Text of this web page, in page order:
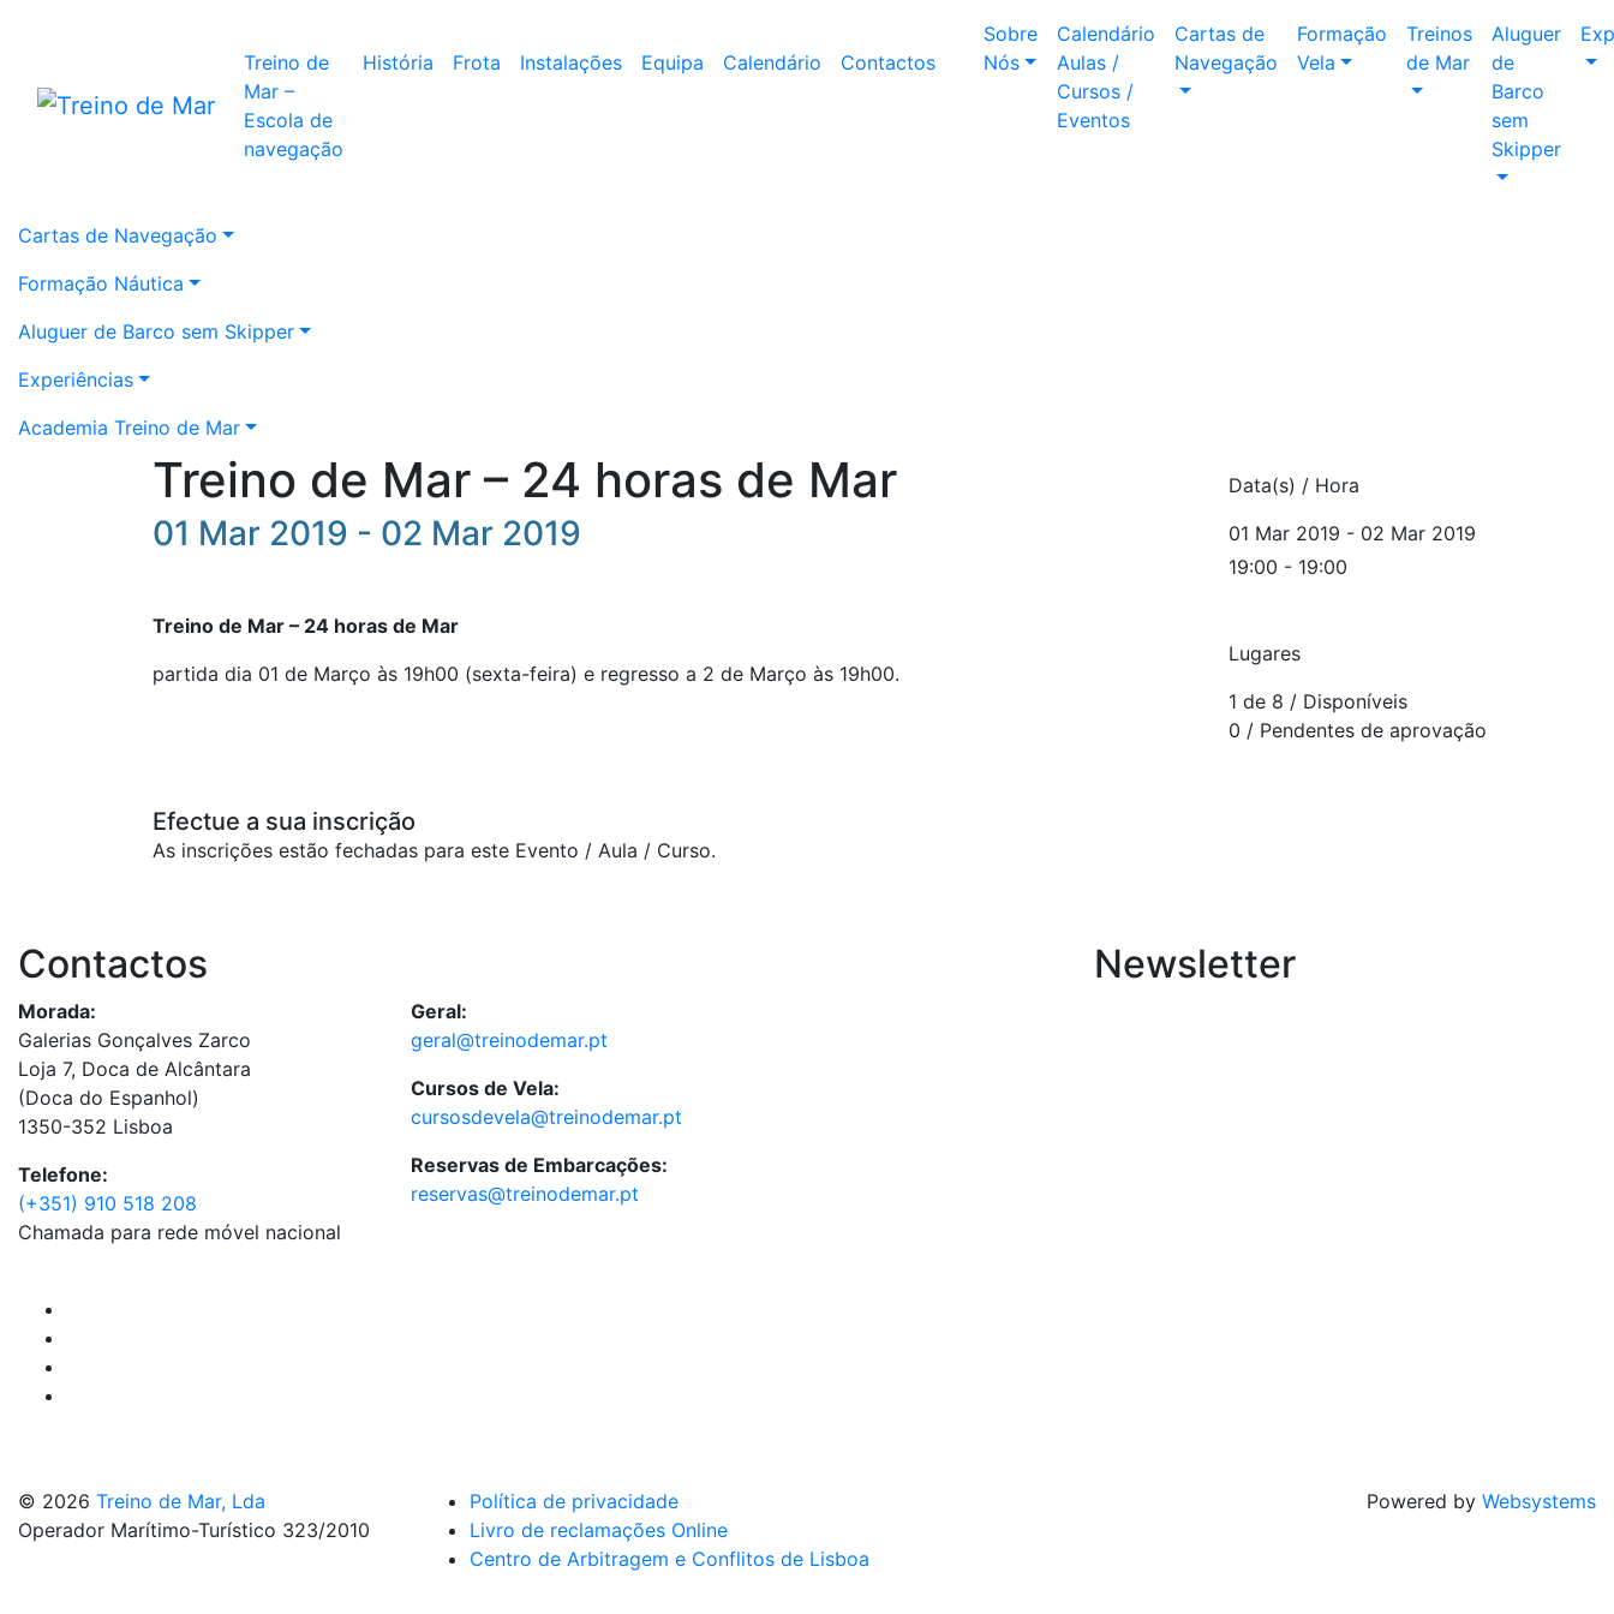
Treino de
Mar –
Escola de
navegação
História Frota Instalações Equipa Calendário Contactos
Sobre
Nós
Calendário
Aulas /
Cursos /
Eventos
Cartas de
Navegação
Formação
Vela
Treinos
de Mar
Aluguer
de
Barco
sem
Skipper
Cartas de Navegação
Formação Náutica
Aluguer de Barco sem Skipper
Experiências
Academia Treino de Mar
Treino de Mar – 24 horas de Mar
01 Mar 2019 - 02 Mar 2019
Treino de Mar – 24 horas de Mar
partida dia 01 de Março às 19h00 (sexta-feira) e regresso a 2 de Março às 19h00.
Data(s) / Hora
01 Mar 2019 - 02 Mar 2019
19:00 - 19:00
Lugares
1 de 8 / Disponíveis
0 / Pendentes de aprovação
Efectue a sua inscrição
As inscrições estão fechadas para este Evento / Aula / Curso.
Contactos
Morada:
Galerias Gonçalves Zarco
Loja 7, Doca de Alcântara
(Doca do Espanhol)
1350-352 Lisboa
Telefone:
(+351) 910 518 208
Chamada para rede móvel nacional
Geral:
geral@treinodemar.pt
Cursos de Vela:
cursosdevela@treinodemar.pt
Reservas de Embarcações:
reservas@treinodemar.pt
Newsletter
© 2026 Treino de Mar, Lda
Operador Marítimo-Turístico 323/2010
Política de privacidade
Livro de reclamações Online
Centro de Arbitragem e Conflitos de Lisboa
Powered by Websystems